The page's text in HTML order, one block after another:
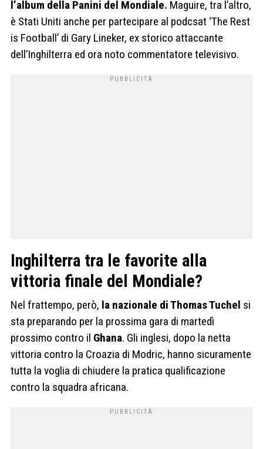
l’album della Panini del Mondiale. Maguire, tra l’altro,
è Stati Uniti anche per partecipare al podcsat ‘The Rest
is Football’ di Gary Lineker, ex storico attaccante
dell’Inghilterra ed ora noto commentatore televisivo.
Inghilterra tra le favorite alla
vittoria finale del Mondiale?
Nel frattempo, però, la nazionale di Thomas Tuchel si
sta preparando per la prossima gara di martedì
prossimo contro il Ghana. Gli inglesi, dopo la netta
vittoria contro la Croazia di Modric, hanno sicuramente
tutta la voglia di chiudere la pratica qualificazione
contro la squadra africana.